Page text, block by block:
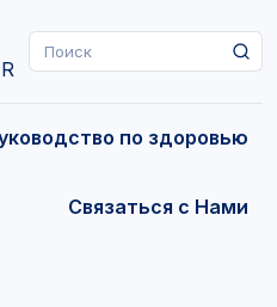
по здоровью
Связаться с Нами